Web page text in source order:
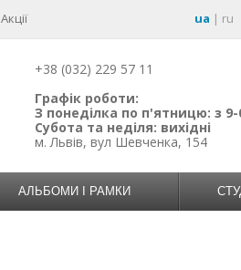
Акції ua | ru
+38 (032) 229 57 11
Графік роботи:
З понеділка по п'ятницю: з 9-
Субота та неділя: вихідні
м. Львів, вул Шевченка, 154
АЛЬБОМИ І РАМКИ